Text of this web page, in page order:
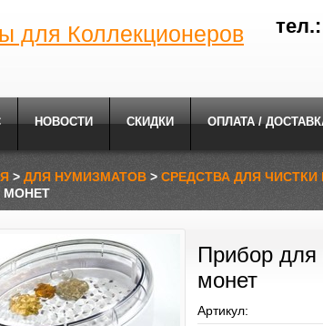
для Коллекционеров
НОВОСТИ СКИДКИ ОПЛАТА /
> ДЛЯ НУМИЗМАТОВ > СРЕДСТВА ДЛЯ ЧИСТКИ
МОНЕТ
Прибор для
монет
Артикул: